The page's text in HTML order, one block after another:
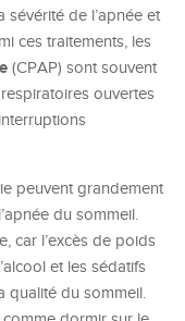
de l’apnée et
ces traitements, les
(CPAP) sont souvent
ouvertes
peuvent grandement
du sommeil.
car l’excès de poids
et les sédatifs
qualité du sommeil.